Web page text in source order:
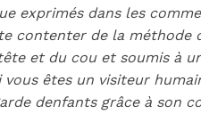
exprimés dans les
contenter de la
et du cou et soumis
êtes un visiteur
denfants grâce à son